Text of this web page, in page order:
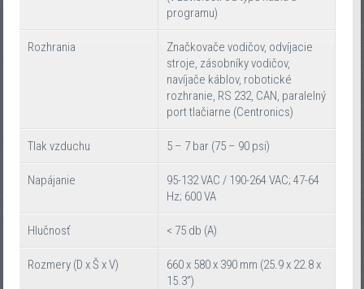
programu)
Rozhrania
Značkovače vodičov, odvíjacie
stroje, zásobníky vodičov,
navíjače káblov, robotické
rozhranie, RS 232, CAN, paralelný
port tlačiarne (Centronics)
Tlak vzduchu 5 – 7 bar (75 – 90 psi)
Napájanie
95-132 VAC / 190-264 VAC; 47-64
Hz; 600 VA
Hlučnosť < 75 db (A)
Rozmery (D x Š x V)
660 x 580 x 390 mm (25.9 x 22.8 x
15.3”)